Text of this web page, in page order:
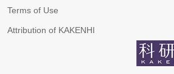
Terms of Use
Attribution of KAKENHI